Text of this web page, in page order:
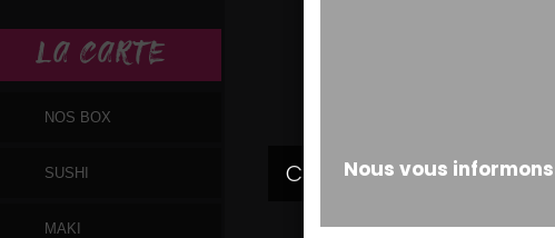
LA CARTE
NOS BOX
SUSHI
MAKI